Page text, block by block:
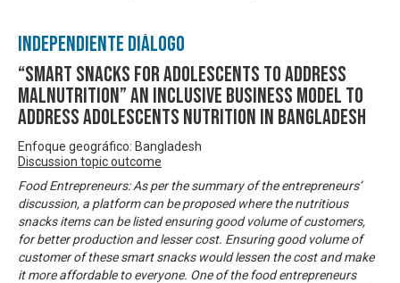
Independiente Diálogo
“Smart Snacks for Adolescents to Address
Malnutrition” An Inclusive Business Model to
Address Adolescents Nutrition in Bangladesh
Enfoque geográfico: Bangladesh
Discussion topic outcome
Food Entrepreneurs: As per the summary of the entrepreneurs’
discussion, a platform can be proposed where the nutritious
snacks items can be listed ensuring good volume of customers,
for better production and lesser cost. Ensuring good volume of
customer of these smart snacks would lessen the cost and make
it more affordable to everyone. One of the food entrepreneurs